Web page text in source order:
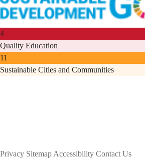
4
Quality Education
11
Sustainable Cities and Communities
Privacy Sitemap Accessibility Contact Us